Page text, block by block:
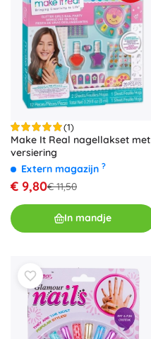
(1)
Make It Real nagellakset met
versiering
Extern magazijn ?
€ 9,80€ 11,50
In mandje